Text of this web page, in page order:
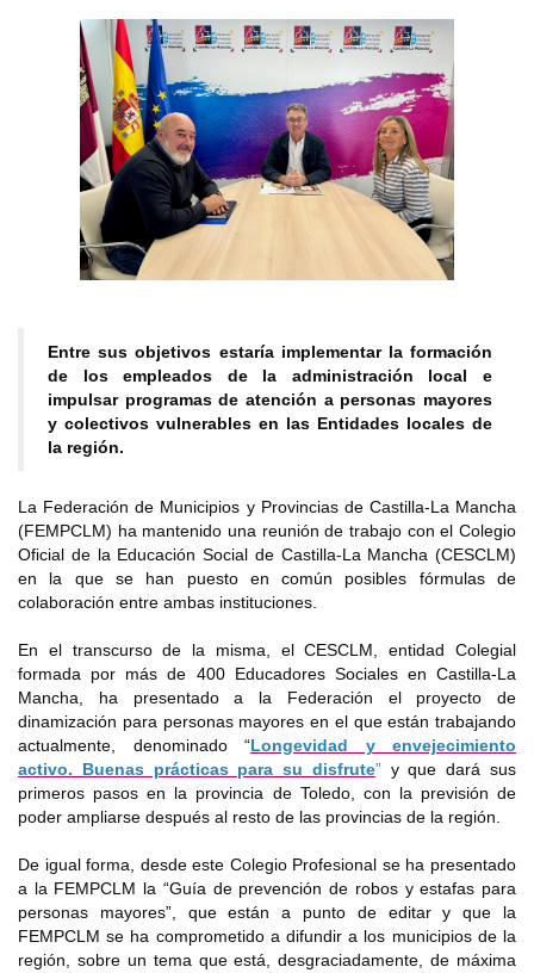
Entre sus objetivos estaría implementar la formación
de los empleados de la administración local e
impulsar programas de atención a personas mayores
y colectivos vulnerables en las Entidades locales de
la región.
La Federación de Municipios y Provincias de Castilla-La Mancha
(FEMPCLM) ha mantenido una reunión de trabajo con el Colegio
Oficial de la Educación Social de Castilla-La Mancha (CESCLM)
en la que se han puesto en común posibles fórmulas de
colaboración entre ambas instituciones.
En el transcurso de la misma, el CESCLM, entidad Colegial
formada por más de 400 Educadores Sociales en Castilla-La
Mancha, ha presentado a la Federación el proyecto de
dinamización para personas mayores en el que están trabajando
actualmente, denominado “Longevidad y envejecimiento
activo. Buenas prácticas para su disfrute”y que dará sus
primeros pasos en la provincia de Toledo, con la previsión de
poder ampliarse después al resto de las provincias de la región.
De igual forma, desde este Colegio Profesional se ha presentado
a la FEMPCLM la “Guía de prevención de robos y estafas para
personas mayores”, que están a punto de editar y que la
FEMPCLM se ha comprometido a difundir a los municipios de la
región, sobre un tema que está, desgraciadamente, de máxima